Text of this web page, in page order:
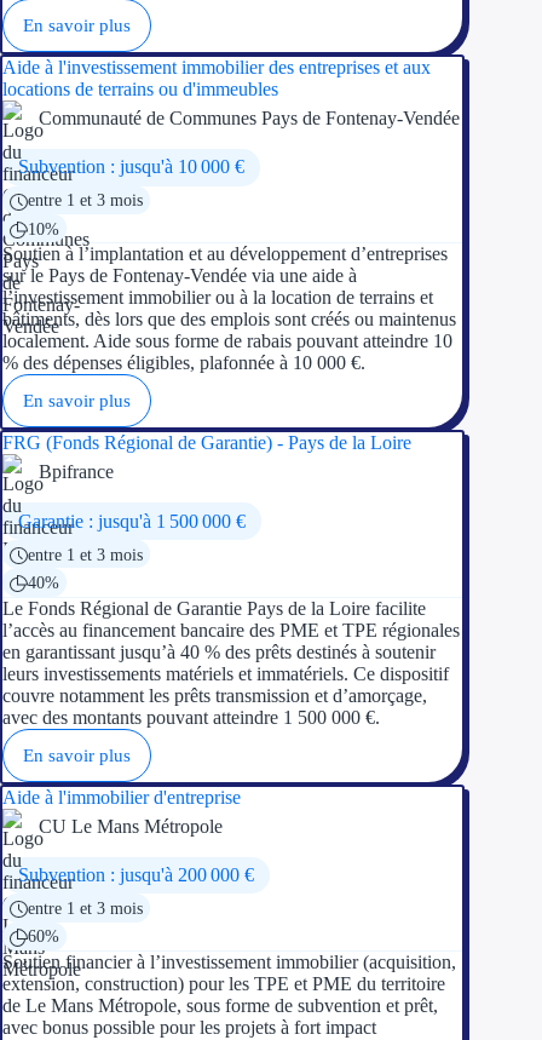
Quelles aides pour
Aides Région
Aides Région
Aides Région
Régions de I à P
Aides Région Île-
Aides Région
Outre-mer
En savoir plus
Aide à l'investissement immobilier des entreprises et aux
locations de terrains ou d'immeubles
Communauté de Communes Pays de Fontenay-Vendée
Subvention : jusqu'à 10 000 €
entre 1 et 3 mois
10%
Soutien à l’implantation et au développement d’entreprises
sur le Pays de Fontenay-Vendée via une aide à
l’investissement immobilier ou à la location de terrains et
bâtiments, dès lors que des emplois sont créés ou maintenus
localement. Aide sous forme de rabais pouvant atteindre 10
% des dépenses éligibles, plafonnée à 10 000 €.
En savoir plus
FRG (Fonds Régional de Garantie) - Pays de la Loire
Bpifrance
Garantie : jusqu'à 1 500 000 €
entre 1 et 3 mois
40%
Le Fonds Régional de Garantie Pays de la Loire facilite
l’accès au financement bancaire des PME et TPE régionales
en garantissant jusqu’à 40 % des prêts destinés à soutenir
leurs investissements matériels et immatériels. Ce dispositif
couvre notamment les prêts transmission et d’amorçage,
avec des montants pouvant atteindre 1 500 000 €.
En savoir plus
Aide à l'immobilier d'entreprise
CU Le Mans Métropole
Subvention : jusqu'à 200 000 €
entre 1 et 3 mois
60%
Soutien financier à l’investissement immobilier (acquisition,
extension, construction) pour les TPE et PME du territoire
de Le Mans Métropole, sous forme de subvention et prêt,
avec bonus possible pour les projets à fort impact